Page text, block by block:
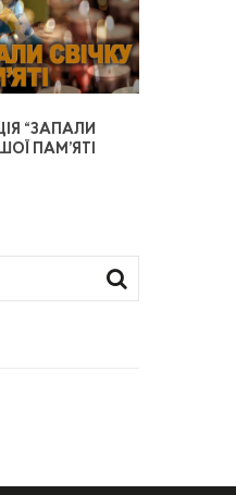
“ЗАПАЛИ
ПАМ’ЯТІ